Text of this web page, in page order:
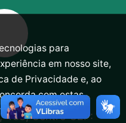
438, Centro CEP:
para
em nosso site,
de Privacidade e, ao
com estas